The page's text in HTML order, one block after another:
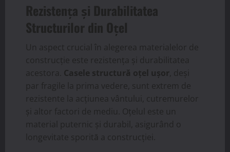
Rezistența și Durabilitatea
Structurilor din Oțel
Un aspect crucial în alegerea materialelor de
construcție este rezistența și durabilitatea
acestora. Casele structură oțel ușor , deși
par fragile la prima vedere, sunt extrem de
rezistente la acțiunea vântului, cutremurelor
și altor factori de mediu. Oțelul este un
material puternic și durabil, asigurând o
longevitate sporită a construcției.